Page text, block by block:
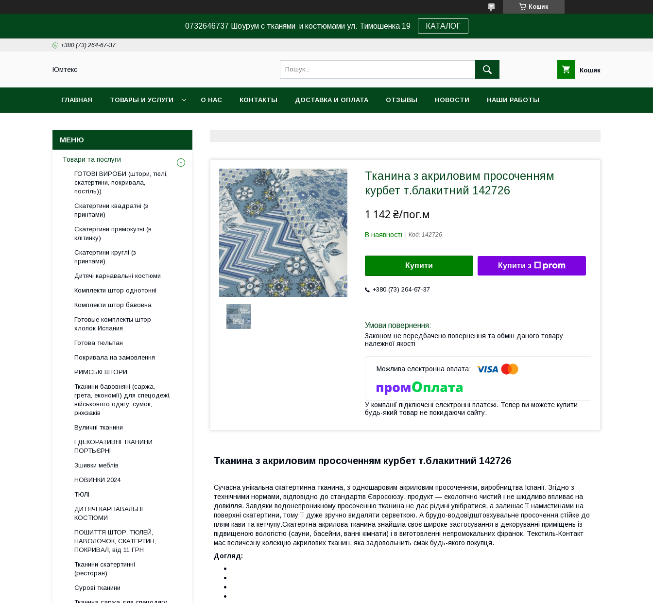
Кошик
0732646737 Шоурум с тканями и костюмами ул. Тимошенка 19 КАТАЛОГ
+380 (73) 264-67-37
Юмтекс Кошик
ГЛАВНАЯ ТОВАРЫ И УСЛУГИ О НАС КОНТАКТЫ ДОСТАВКА И ОПЛАТА ОТЗЫВЫ НОВОСТИ НАШИ РАБОТЫ
Тканина з акриловим просоченням
курбет т.блакитний 142726
1 142 ₴/пог.м
В наявності Код: 142726
Купити Купити з
+380 (73) 264-67-37
Законом не передбачено повернення та обмін даного товару
належної якості
У компанії підключені електронні платежі. Тепер ви можете купити
будь-який товар не покидаючи сайту.
Тканина з акриловим просоченням курбет т.блакитний 142726
Сучасна унікальна скатертинна тканина, з одношаровим акриловим просоченням, виробництва Іспанії. Згідно з
технічними нормами, відповідно до стандартів Євросоюзу, продукт — екологічно чистий і не шкідливо впливає на
довкілля. Завдяки водонепроникному просоченню тканина не дає рідині увібратися, а залишає її намистинами на
поверхні скатертини, тому її дуже зручно видаляти серветкою. А брудо-водовідштовхувальне просочення стійке до
плям кави та кетчупу.Скатертна акрилова тканина знайшла своє широке застосування в декоруванні приміщень із
підвищеною вологістю (сауни, басейни, ванні кімнати) і в виготовленні непромокальних фіранок. Текстиль-Контакт
має величезну колекцію акрилових тканин, яка задовольнить смак будь-якого покупця.
Догляд:
Товари та послуги
ГОТОВІ ВИРОБИ (штори, тюлі,
скатертини, покривала,
постіль))
Скатертини квадратні (з
принтами)
Скатертини прямокутні (в
клітинку)
Скатертини круглі (з
принтами)
Дитячі карнавальні костюми
Комплекти штор однотонні
Комплекти штор бавовна
Готовые комплекты штор
хлопок Испания
Готова тюльпан
Покривала на замовлення
РИМСЬКІ ШТОРИ
Тканини бавовняні (саржа,
грета, економії) для спецодежі,
військового одягу, сумок,
рюкзаків
Вуличні тканини
І ДЕКОРАТИВНІ ТКАНИНИ
ПОРТЬЄРНІ
Зшивки меблів
НОВИНКИ 2024
ТЮЛІ
ДИТЯЧІ КАРНАВАЛЬНІ
КОСТЮМИ
ПОШИТТЯ ШТОР, ТЮЛЕЙ,
НАВОЛОЧОК, СКАТЕРТИН,
ПОКРИВАЛ, від 11 ГРН
Тканини скатертинні
(ресторан)
Сурові тканини